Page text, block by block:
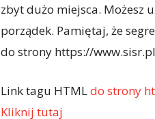
zbyt dużo miejsca. Możesz
porządek. Pamiętaj, że
do strony https://
Link tagu HTMLdo strony
Kliknij tutaj